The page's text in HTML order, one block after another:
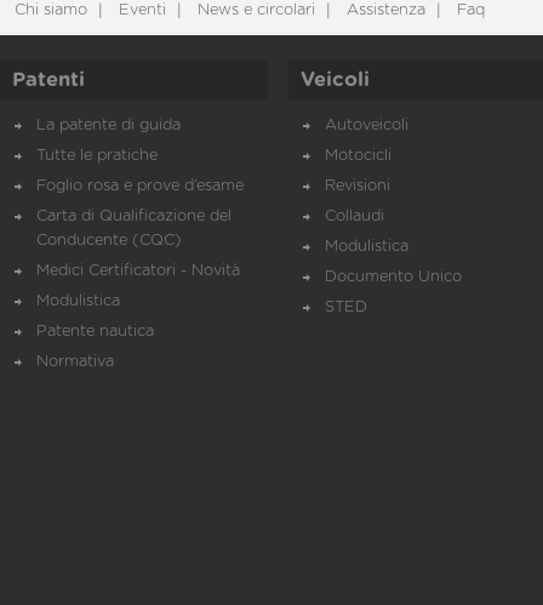
Chi siamo Eventi News e circolari Assistenza Faq
Patenti
La patente di guida
Tutte le pratiche
Foglio rosa e prove d’esame
Carta di Qualificazione del
Conducente (CQC)
Medici Certificatori - Novità
Modulistica
Patente nautica
Normativa
Veicoli
Autoveicoli
Motocicli
Revisioni
Collaudi
Modulistica
Documento Unico
STED